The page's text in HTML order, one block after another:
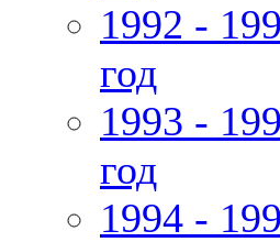
1992 -
год
1993 -
год
1994 -